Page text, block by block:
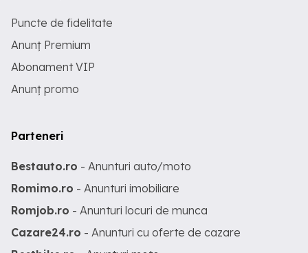
Puncte de fidelitate
Anunț Premium
Abonament VIP
Anunț promo
Parteneri
Bestauto.ro - Anunturi auto/moto
Romimo.ro - Anunturi imobiliare
Romjob.ro - Anunturi locuri de munca
Cazare24.ro - Anunturi cu oferte de cazare